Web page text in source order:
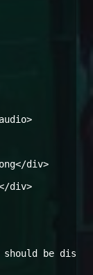
div>
div>
should be